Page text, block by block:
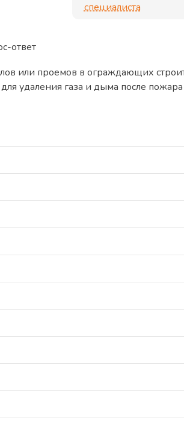
специалиста
ответ
или проемов в ограждающих
удаления газа и дыма после